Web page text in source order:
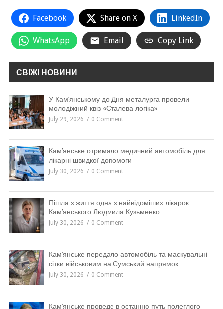
Facebook Share on X LinkedIn
WhatsApp Email Copy Link
СВІЖІ НОВИНИ
У Кам’янському до Дня металурга провели
молодіжний квіз «Сталева логіка»
July 29, 2026 0 Comment
Кам’янське отримало медичний автомобіль для
лікарні швидкої допомоги
July 30, 2026 0 Comment
Пішла з життя одна з найвідоміших лікарок
Кам’янського Людмила Кузьменко
July 30, 2026 0 Comment
Кам’янське передало автомобіль та маскувальні
сітки військовим на Сумський напрямок
July 30, 2026 0 Comment
Кам’янське проведе в останню путь полеглого